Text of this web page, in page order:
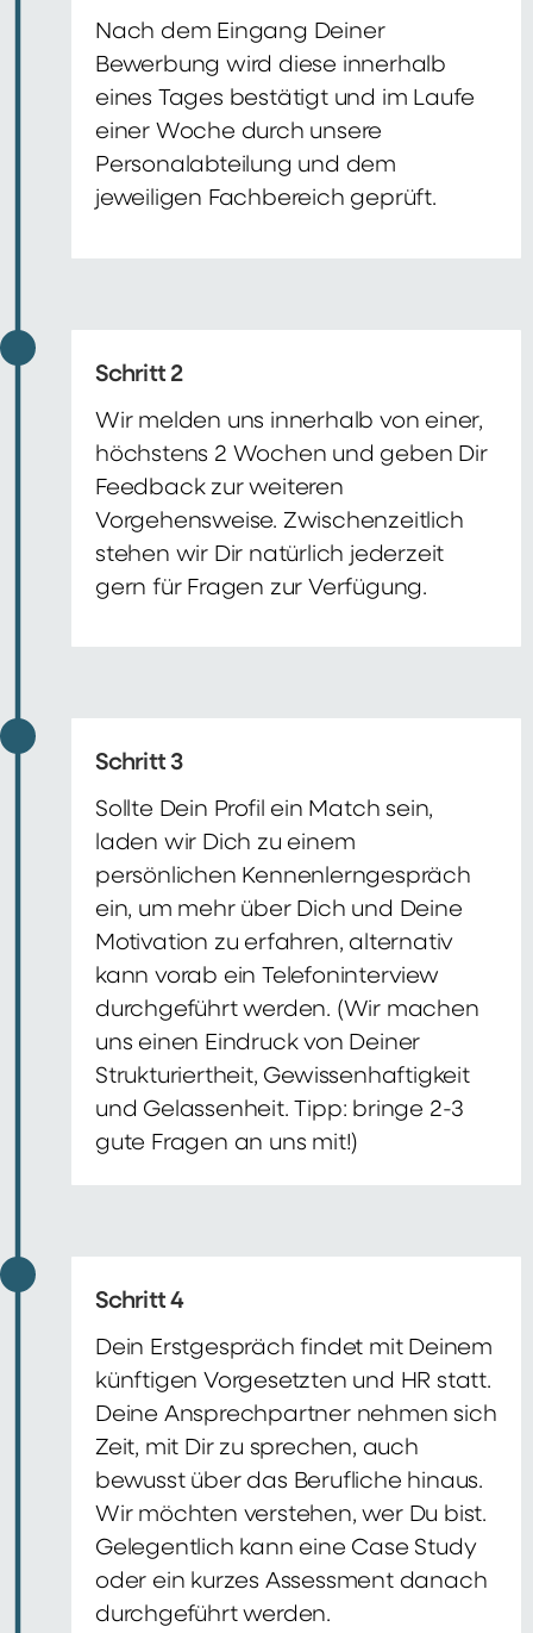
Nach dem Eingang Deiner
Bewerbung wird diese innerhalb
eines Tages bestätigt und im Laufe
einer Woche durch unsere
Personalabteilung und dem
jeweiligen Fachbereich geprüft.
Schritt 2
Wir melden uns innerhalb von einer,
höchstens 2 Wochen und geben Dir
Feedback zur weiteren
Vorgehensweise. Zwischenzeitlich
stehen wir Dir natürlich jederzeit
gern für Fragen zur Verfügung.
Schritt 3
Sollte Dein Profil ein Match sein,
laden wir Dich zu einem
persönlichen Kennenlerngespräch
ein, um mehr über Dich und Deine
Motivation zu erfahren, alternativ
kann vorab ein Telefoninterview
durchgeführt werden. (Wir machen
uns einen Eindruck von Deiner
Strukturiertheit, Gewissenhaftigkeit
und Gelassenheit. Tipp: bringe 2-3
gute Fragen an uns mit!)
Schritt 4
Dein Erstgespräch findet mit Deinem
künftigen Vorgesetzten und HR statt.
Deine Ansprechpartner nehmen sich
Zeit, mit Dir zu sprechen, auch
bewusst über das Berufliche hinaus.
Wir möchten verstehen, wer Du bist.
Gelegentlich kann eine Case Study
oder ein kurzes Assessment danach
durchgeführt werden.